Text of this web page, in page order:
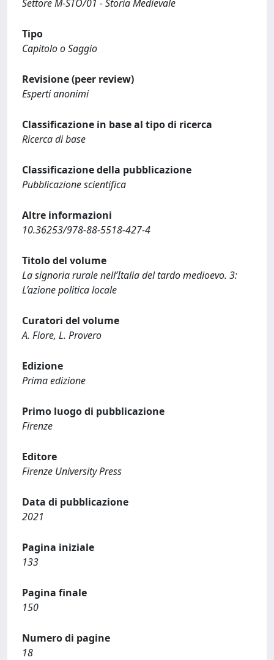
Settore M-STO/01 - Storia Medievale
Tipo
Capitolo o Saggio
Revisione (peer review)
Esperti anonimi
Classificazione in base al tipo di ricerca
Ricerca di base
Classificazione della pubblicazione
Pubblicazione scientifica
Altre informazioni
10.36253/978-88-5518-427-4
Titolo del volume
La signoria rurale nell’Italia del tardo medioevo. 3:
L’azione politica locale
Curatori del volume
A. Fiore, L. Provero
Edizione
Prima edizione
Primo luogo di pubblicazione
Firenze
Editore
Firenze University Press
Data di pubblicazione
2021
Pagina iniziale
133
Pagina finale
150
Numero di pagine
18